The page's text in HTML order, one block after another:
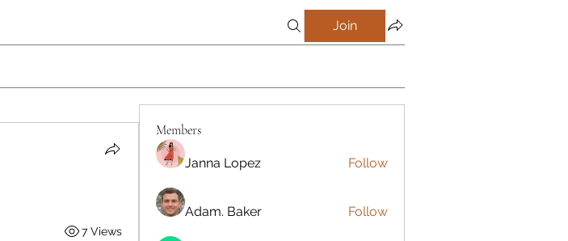
Join
7 Views
Members
Janna Lopez Follow
Adam. Baker Follow